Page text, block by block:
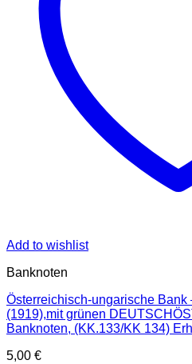
Add to wishlist
Banknoten
Österreichisch-ungarische
(1919),mit grünen
Banknoten, (KK.133/KK 134) Erh.
5,00 €